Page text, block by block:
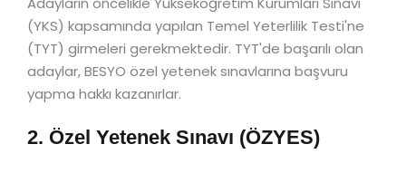
(YKS) kapsamında yapılan Temel Yeterlilik Testi'ne
(TYT) girmeleri gerekmektedir. TYT'de başarılı olan
adaylar, BESYO özel yetenek sınavlarına başvuru
yapma hakkı kazanırlar.
2. Özel Yetenek Sınavı (ÖZYES)